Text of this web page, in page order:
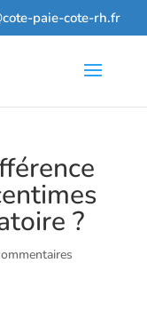
paie-cote-rh.fr
?